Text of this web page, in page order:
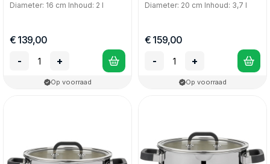
Diameter: 16 cm Inhoud: 2 l
€ 139,00
-
+
Op voorraad
Diameter: 20 cm Inhoud: 3,7 l
€ 159,00
-
+
Op voorraad